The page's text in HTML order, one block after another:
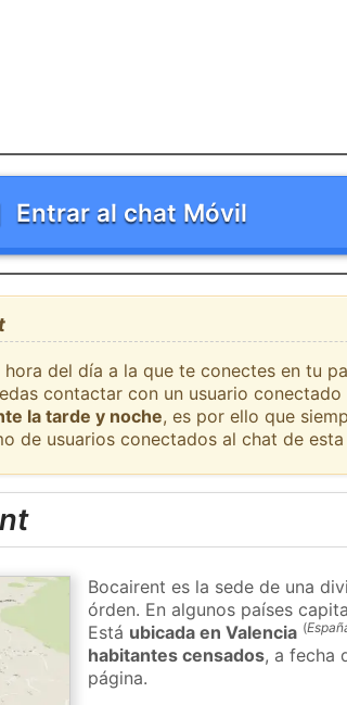
Entrar al chat Móvil
del día a la que te conectes en tu
contactar con un usuario
la tarde y noche, es por ello que
de usuarios conectados al chat de
Bocairent es la sede de una
órden. En algunos países
Está ubicada en Valencia (
habitantes censados, a fecha
página.